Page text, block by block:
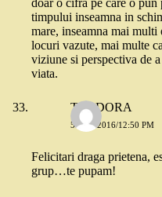
doar o cifra pe care o pun
timpului inseamna in
mare, inseamna mai
locuri vazute, mai multe
viziune si perspectiva de
viata.
TEODORA
5 MAI 2016/12:50 PM
Felicitari draga prietena,
grup…te pupam!